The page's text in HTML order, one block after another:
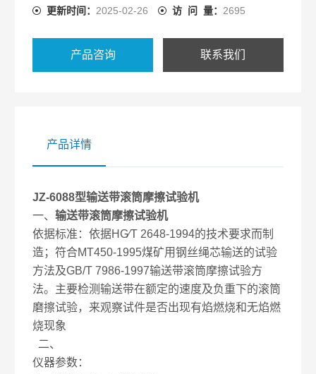
更新时间： 2025-02-26 访 问 量： 2695
产品咨询 联系我们
产品详情
JZ-6088型输送带滚筒摩擦试验机
一、输送带滚筒摩擦试验机
依据标准：依据HG∕T 2648-1994的技术要求而制
造；符合MT450-1995煤矿用钢丝绳芯输送的试验
方法及GB/T 7986-1997输送带滚筒摩擦试验方
法。主要检测输送带在额定的速度及负重下的滚筒
磨擦试验，来观察试件是否出现有焰燃烧和无焰燃
烧现象
二、
仪器参数：